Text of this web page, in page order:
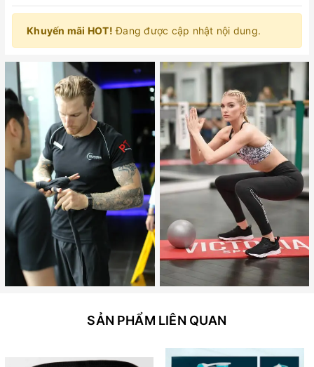
Khuyến mãi HOT! Đang được cập nhật nội dung.
SẢN PHẨM LIÊN QUAN